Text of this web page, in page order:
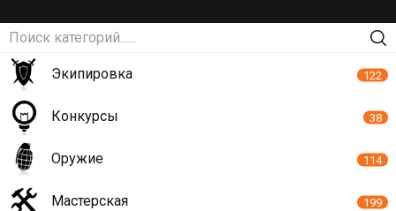
Экипировка 122
Конкурсы 38
Оружие 114
Мастерская 199